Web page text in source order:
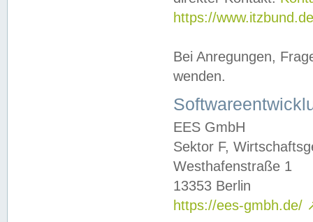
https://
Bei Anregungen,
wenden.
EES GmbH
Sektor F,
Westhafenstraße 1
13353 Berlin
https://ees-gmbh.de/